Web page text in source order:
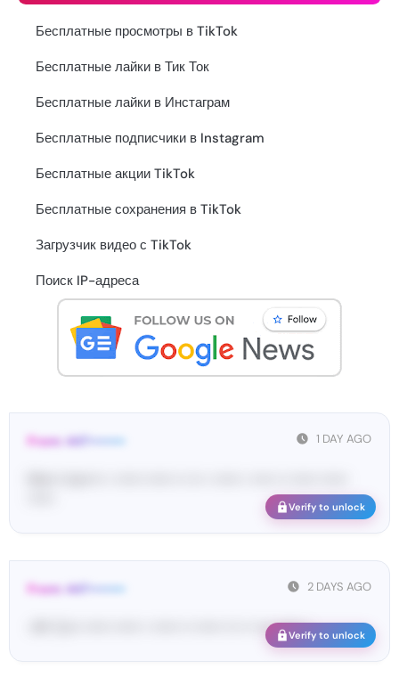
Бесплатные просмотры в TikTok
Бесплатные лайки в Тик Ток
Бесплатные лайки в Инстаграм
Бесплатные подписчики в Instagram
Бесплатные акции TikTok
Бесплатные сохранения в TikTok
Загрузчик видео с TikTok
Поиск IP-адреса
1 DAY AGO
From: 447••••••••
Verify to unlock
2 DAYS AGO
From: 447••••••••
<#• Co•• •••••• •••••• • •••••• •• •••••• ••• •• •••• •••••• •Verify to unlock